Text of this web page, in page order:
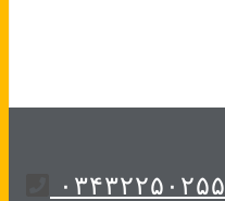
۰۳۴۳۲۲۵۰۲۵۵